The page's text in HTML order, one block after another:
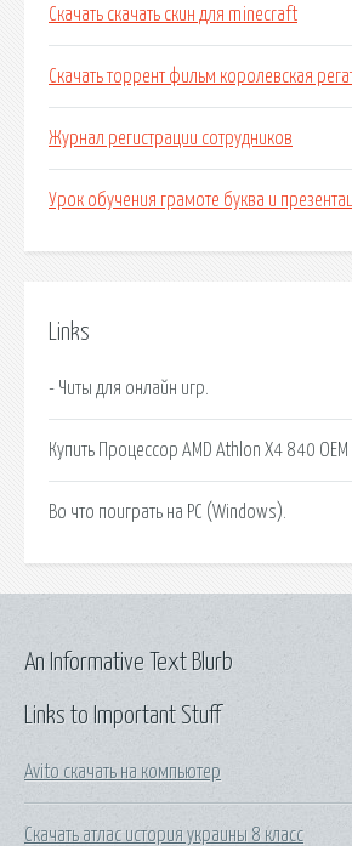
Скачать скачать скин для minecraft
Скачать торрент фильм королевская
Журнал регистрации сотрудников
Урок обучения грамоте буква и
Links
- Читы для онлайн игр.
Купить Процессор AMD Athlon X4 840 OEM
Во что поиграть на PC (Windows).
Links to Important Stuff
Avito скачать на компьютер
Скачать атлас история украины 8 класс
An Informative Text Blurb